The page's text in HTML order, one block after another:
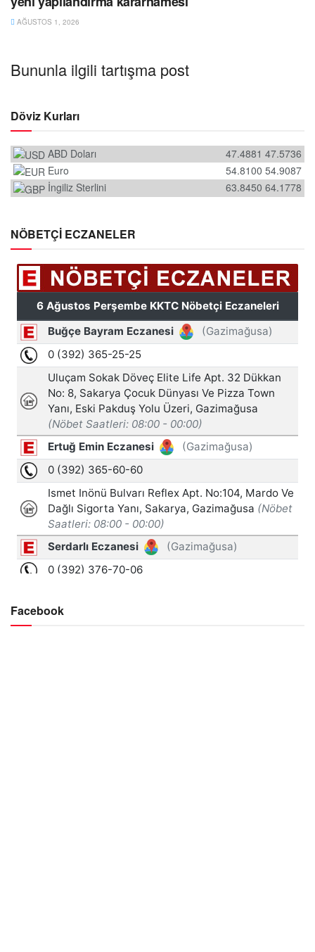
AĞUSTOS 1, 2026
Bununla ilgili tartışma post
Döviz Kurları
ABD Doları 47.5736
47.4881
Euro
54.9087
54.8100
İngiliz Sterlini
64.1778
63.8450
NÖBETÇİ ECZANELER
Facebook